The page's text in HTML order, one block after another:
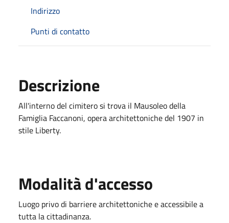
Indirizzo
Punti di contatto
Descrizione
All'interno del cimitero si trova il Mausoleo della
Famiglia Faccanoni, opera architettoniche del 1907 in
stile Liberty.
Modalità d'accesso
Luogo privo di barriere architettoniche e accessibile a
tutta la cittadinanza.